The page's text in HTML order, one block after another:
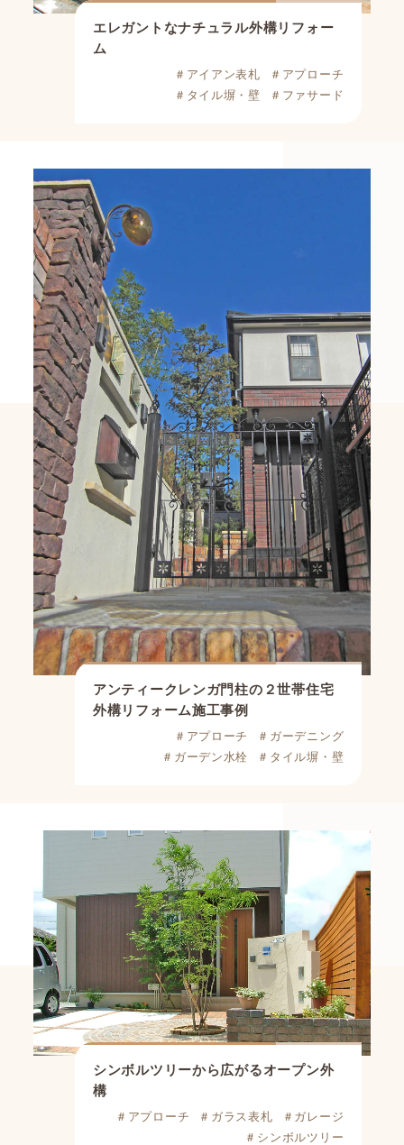
エレガントなナチュラル外構リフォー
ム
＃アイアン表札
＃アプローチ
＃タイル塀・壁
＃ファサード
アンティークレンガ門柱の２世帯住宅
外構リフォーム施工事例
＃アプローチ
＃ガーデニング
＃ガーデン水栓
＃タイル塀・壁
シンボルツリーから広がるオープン外
構
＃アプローチ ＃ガラス表札
＃ガレージ
＃シンボルツリー